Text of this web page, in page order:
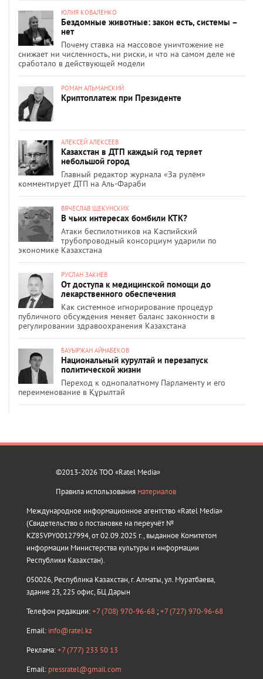
ЮЛИЯ КОВАЛЕНКО
Бездомные животные: закон есть, системы –
нет
Почему ставка на массовое уничтожение не
снижает ни численность, ни риски, и что на самом деле не
сработало в действующей модели
РОМАН АЛЬМАНСКИЙ
Криптоплатеж при Президенте
АЛЕКСЕЙ АЛЕКСЕЕВ
Казахстан в ДТП каждый год теряет
небольшой город
Главный редактор журнала «За рулём»
комментирует ДТП на Аль-Фараби
ВЯЧЕСЛАВ ЩЕКУНСКИХ
В чьих интересах бомбили КТК?
Атаки беспилотников на Каспийский
трубопроводный консорциум ударили по
экономике Казахстана
РУСЛАН ЗАКИЕВ
От доступа к медицинской помощи до
лекарственного обеспечения
Как системное игнорирование процедур
публичного обсуждения меняет баланс законности в
регулировании здравоохранения Казахстана
БАУЫРЖАН АЙНАБЕКОВ
Национальный курултай и перезапуск
политической жизни
Переход к однопалатному Парламенту и его
переименование в Құрылтай
©2013-2026 ТОО «Ratel Media»
Правила использования материалов
Международное информационное агентство «Ratel Media»
(Свидетельство о постановке на переучёт №
KZ85VPY00127994, от 02.09.2025 г., выданное Комитетом
информации Министерства культуры и информации
Республики Казахстан).
050026, Республика Казахстан, г. Алматы, ул. Муратбаева,
здание 23, 225 офис, БЦ Дарын
Телефон редакции:+7 (708) 970-96-68 ;+7 (727) 970-96-68
Email: info@ratel.kz
Реклама:+7 (777) 233 50 13
Email: pressratel@gmail.com